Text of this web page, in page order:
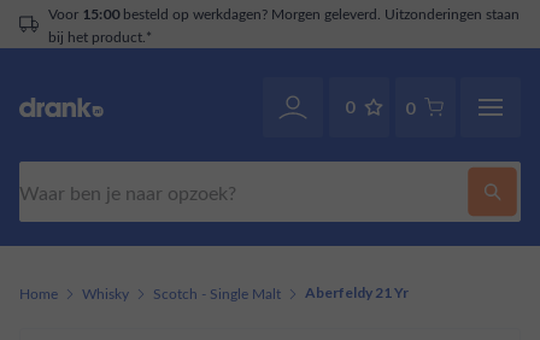
Voor 15:00besteld op werkdagen? Morgen geleverd. Uitzonderingen staan
bij het product.*
0 0
Home Whisky Scotch - Single Malt Aberfeldy 21 Yr